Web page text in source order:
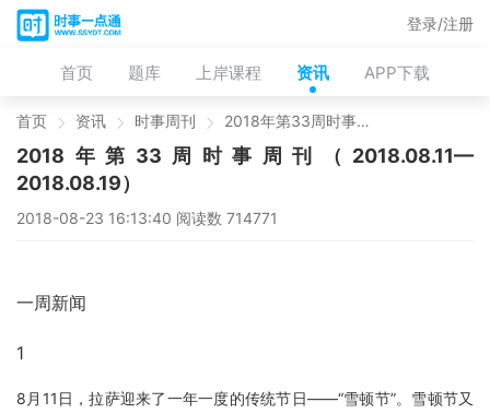
首页 题库 上岸课程 资讯 APP下载
登录/注册
首页 资讯 时事周刊 2018年第33周时事周刊（2018.08.11—2018.08.19）
2018年第33周时事周刊（2018.08.11—
2018.08.19）
2018-08-23 16:13:40 阅读数 714771
一周新闻
1
8月11日，拉萨迎来了一年一度的传统节日——“雪顿节”。雪顿节又